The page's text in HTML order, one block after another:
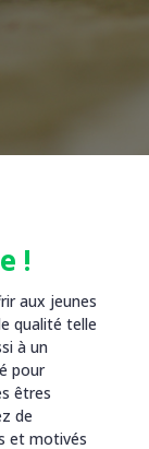
!
aux jeunes
qualité telle
à un
pour
êtres
de
et motivés